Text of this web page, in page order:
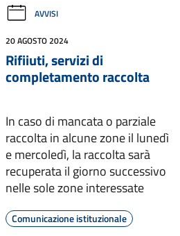
AVVISI
20 AGOSTO 2024
Rifiiuti, servizi di
completamento raccolta
In caso di mancata o parziale
raccolta in alcune zone il lunedì
e mercoledì, la raccolta sarà
recuperata il giorno successivo
nelle sole zone interessate
Comunicazione istituzionale